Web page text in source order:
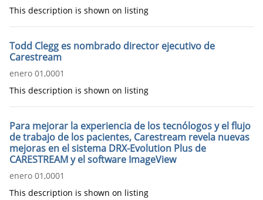
This description is shown on listing
Todd Clegg es nombrado director ejecutivo de
Carestream
enero 01,0001
This description is shown on listing
Para mejorar la experiencia de los tecnólogos y el flujo
de trabajo de los pacientes, Carestream revela nuevas
mejoras en el sistema DRX-Evolution Plus de
CARESTREAM y el software ImageView
enero 01,0001
This description is shown on listing